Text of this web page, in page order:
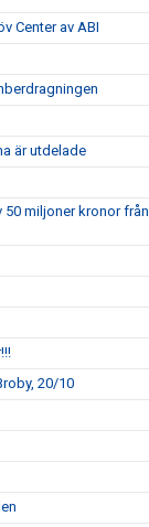
Center av ABI
är utdelade
miljoner kronor från
20/10